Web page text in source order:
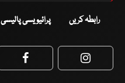
رابطہ کریں پرائیویسی پالیسی
Facebook